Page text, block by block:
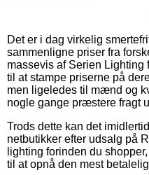
Det er i dag virkelig
sammenligne priser fra
massevis af Serien
til at stampe priserne på
men ligeledes til mænd og
nogle gange præstere fragt
Trods dette kan det
netbutikker efter udsalg på
lighting forinden du
til at opnå den mest